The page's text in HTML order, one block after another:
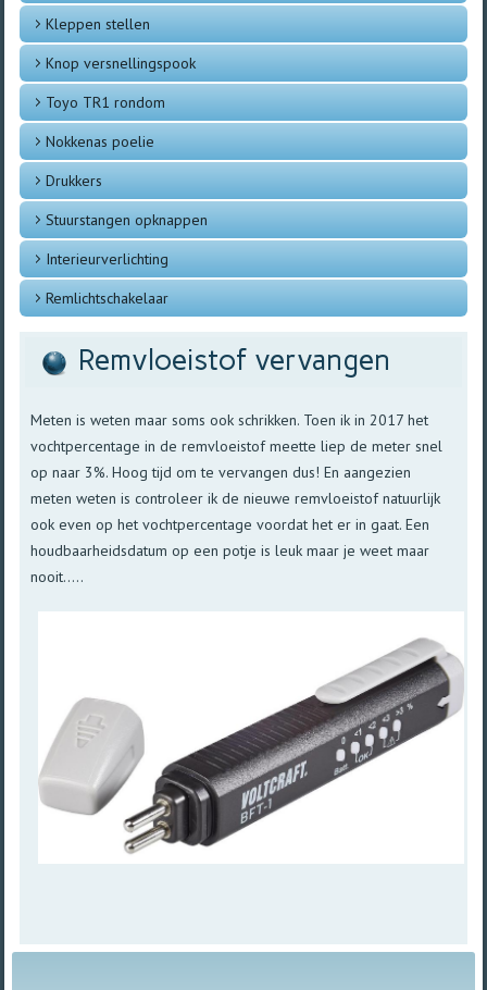
Kleppen stellen
Knop versnellingspook
Toyo TR1 rondom
Nokkenas poelie
Drukkers
Stuurstangen opknappen
Interieurverlichting
Remlichtschakelaar
Remvloeistof vervangen
Meten is weten maar soms ook schrikken. Toen ik in 2017 het
vochtpercentage in de remvloeistof meette liep de meter snel
op naar 3%. Hoog tijd om te vervangen dus! En aangezien
meten weten is controleer ik de nieuwe remvloeistof natuurlijk
ook even op het vochtpercentage voordat het er in gaat. Een
houdbaarheidsdatum op een potje is leuk maar je weet maar
nooit.....